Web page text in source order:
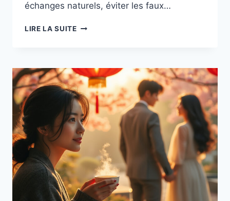
échanges naturels, éviter les faux…
LIRE LA SUITECONVERSATION
CHINOISE :
SUJETS
À
PRIVILÉGIER
ET
TABOUS
À
ÉVITER